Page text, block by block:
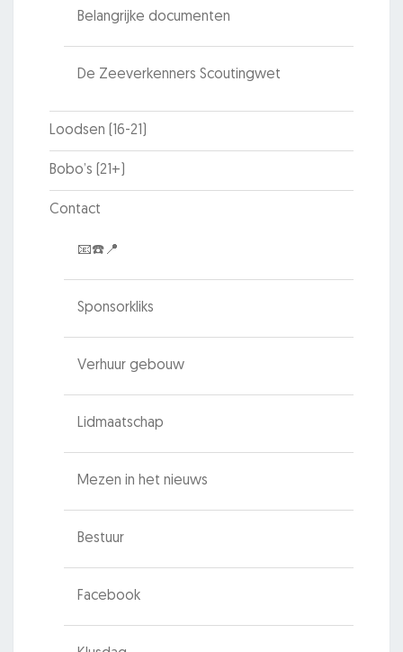
Belangrijke documenten
De Zeeverkenners Scoutingwet
Loodsen (16-21)
Bobo’s (21+)
Contact
📧☎️📍
Sponsorkliks
Verhuur gebouw
Lidmaatschap
Mezen in het nieuws
Bestuur
Facebook